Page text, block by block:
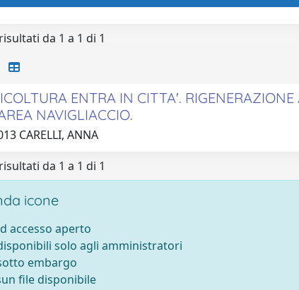
da 1 a 1 di 1
ENTRA IN CITTA'.
NAVIGLIACCIO.
CARELLI, ANNA
da 1 a 1 di 1
icone
accesso aperto
solo agli amministratori
embargo
file disponibile